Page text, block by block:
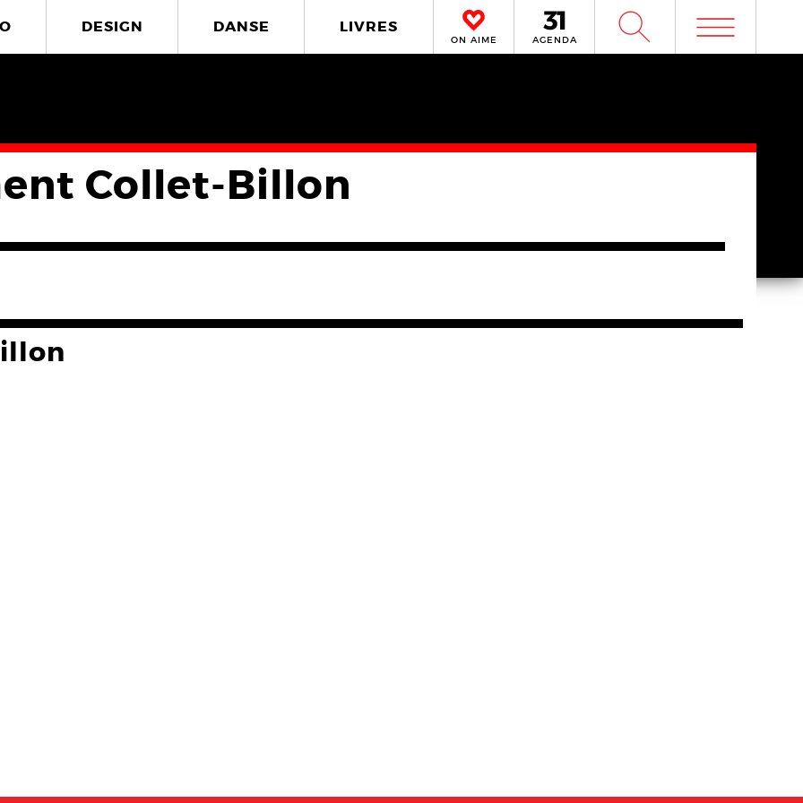
DESIGN DANSE LIVRES
ON AIME AGENDA W m
Collet-Billon